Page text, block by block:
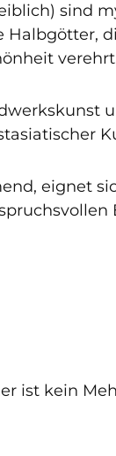
sind
eignet
ist kein